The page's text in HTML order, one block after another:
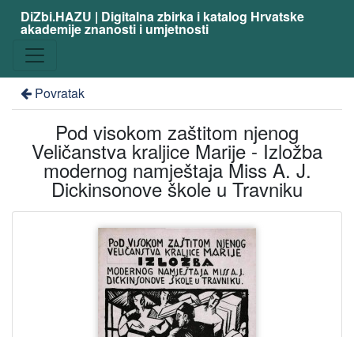
DiZbi.HAZU | Digitalna zbirka i katalog Hrvatske
akademije znanosti i umjetnosti
Povratak
Pod visokom zaštitom njenog
Veličanstva kraljice Marije - Izložba
modernog namještaja Miss A. J.
Dickinsonove škole u Travniku